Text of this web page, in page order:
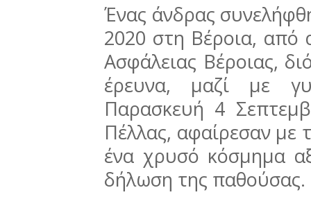
Ένας άνδρας
2020 στη Βέροια, από
Ασφάλειας Βέροιας,
έρευνα, μαζί με
Παρασκευή 4
Πέλλας, αφαίρεσαν με
ένα χρυσό κόσμημα
δήλωση της παθούσας.